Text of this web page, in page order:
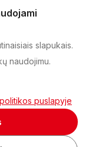
Philips Baltex
slapukais.
naudojimu.
puslapyje